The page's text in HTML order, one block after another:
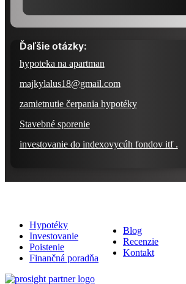
Ďaľšie otázky:
hypoteka na apartman
majkylalus18@gmail.com
zamietnutie čerpania hypotéky
Stavebné sporenie
investovanie do indexovycúh fondov itf .
Hypotéky
Investovanie
Poistenie
Finančná poradňa
Blog
Recenzie
Kontakt